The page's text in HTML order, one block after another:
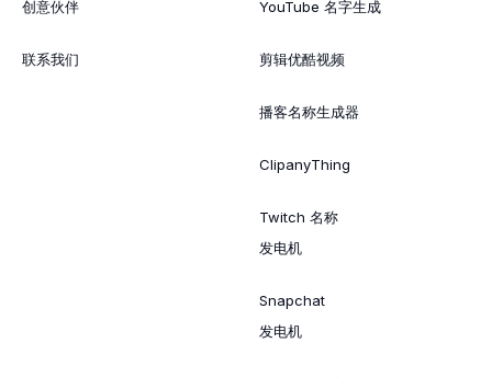
创意伙伴
联系我们
YouTube 名字生成
剪辑优酷视频
播客名称生成器
ClipanyThing
Twitch 名称
发电机
Snapchat
发电机